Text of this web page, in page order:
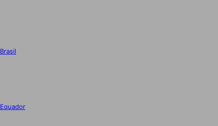
Brasil
Equador